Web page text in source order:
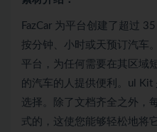
FazCar 为平台创建了超过
按分钟、小时或天预订汽车
平台，为任何需要在其区域
的汽车的人提供便利。ul Kit
选择。除了文档齐全之外，
式的，这使您能够轻松地将